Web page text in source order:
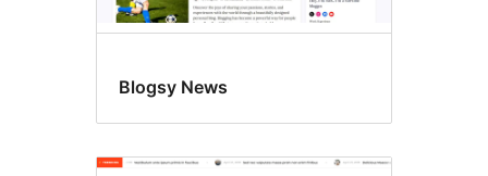
Blogsy News